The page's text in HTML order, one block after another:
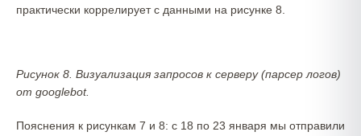
практически коррелирует с данными на рисунке 8.
Рисунок 8. Визуализация запросов к серверу (парсер логов)
от googlebot.
Пояснения к рисункам 7 и 8: с 18 по 23 января мы отправили